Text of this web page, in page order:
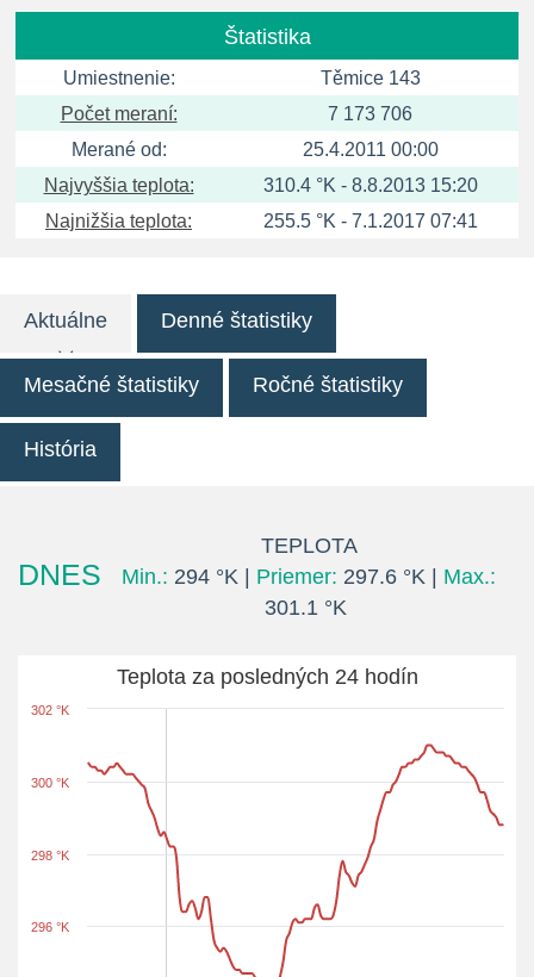
Štatistika
Umiestnenie:
Těmice 143
Počet meraní:
7 173 706
Merané od:
25.4.2011 00:00
Najvyššia teplota:
310.4 °K - 8.8.2013 15:20
Najnižšia teplota:
255.5 °K - 7.1.2017 07:41
Aktuálne Denné štatistiky
Mesačné štatistiky Ročné štatistiky
História
DNES
TEPLOTA
Min.: 294 °K | Priemer: 297.6 °K | Max.:
301.1 °K
Teplota za posledných 24 hodín
296 °K
298 °K
300 °K
302 °K